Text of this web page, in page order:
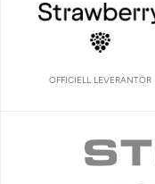
OFFICIELL LEVERANTÖR